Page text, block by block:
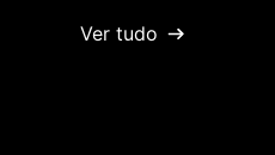
Ver tudo